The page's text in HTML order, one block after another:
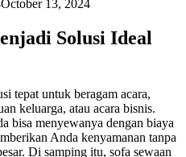
October 13, 2024
Solusi Ideal
tepat untuk beragam acara,
keluarga, atau acara bisnis.
bisa menyewanya dengan biaya
Anda kenyamanan tanpa
Di samping itu, sofa sewaan